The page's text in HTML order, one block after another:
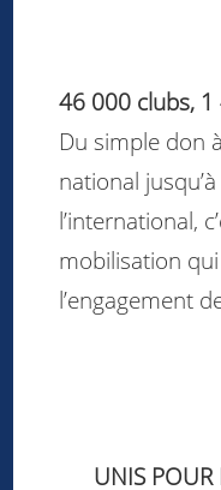
46 000 clubs,
Du simple don
national
l’international,
mobilisation
l’engagement
UNIS POUR